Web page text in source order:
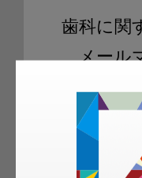
歯科に関
メール
ご登録いた
科衛生士、